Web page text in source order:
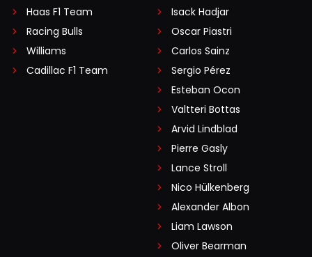
Haas F1 Team
Racing Bulls
Williams
Cadillac F1 Team
Isack Hadjar
Oscar Piastri
Carlos Sainz
Sergio Pérez
Esteban Ocon
Valtteri Bottas
Arvid Lindblad
Pierre Gasly
Lance Stroll
Nico Hülkenberg
Alexander Albon
Liam Lawson
Oliver Bearman